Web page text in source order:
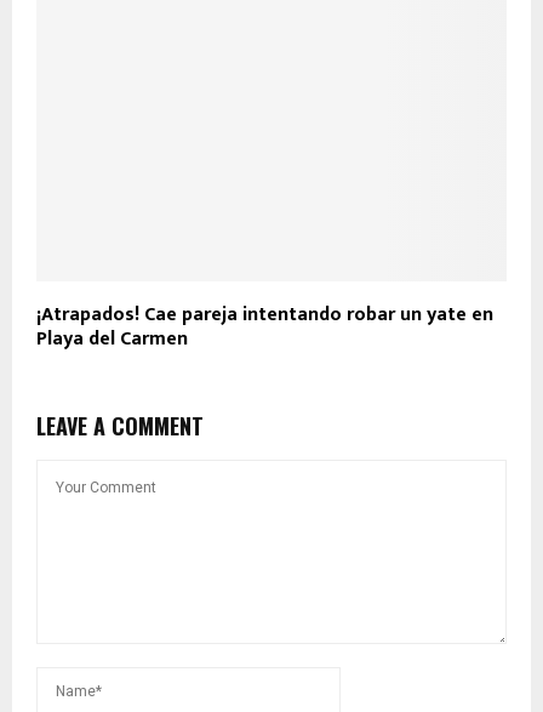
¡Atrapados! Cae pareja intentando robar un yate en
Playa del Carmen
LEAVE A COMMENT